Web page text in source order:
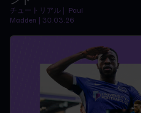
チュートリアル | Paul
Madden | 30.03.26